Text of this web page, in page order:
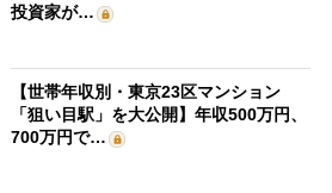
投資家が…
【世帯年収別・東京23区マンション
「狙い目駅」を大公開】年収500万円、
700万円で…